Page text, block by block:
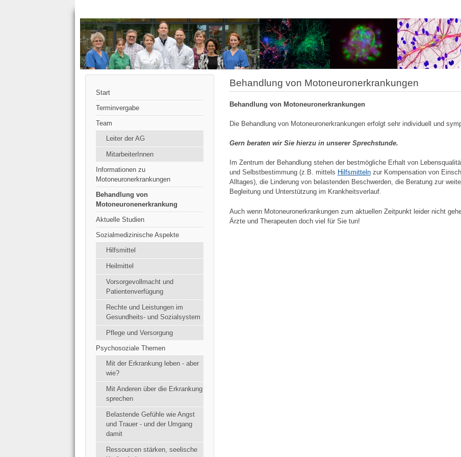
Start
Terminvergabe
Team
Leiter der AG
MitarbeiterInnen
Informationen zu
Motoneuronerkrankungen
Behandlung von
Motoneuronenerkrankung
Aktuelle Studien
Sozialmedizinische Aspekte
Hilfsmittel
Heilmittel
Vorsorgevollmacht und
Patientenverfügung
Rechte und Leistungen im
Gesundheits- und Sozialsystem
Pflege und Versorgung
Psychosoziale Themen
Mit der Erkrankung leben - aber
wie?
Mit Anderen über die Erkrankung
sprechen
Belastende Gefühle wie Angst
und Trauer - und der Umgang
damit
Ressourcen stärken, seelische
Behandlung von Motoneuronerkrankungen
Behandlung von Motoneuronerkrankungen
Die Behandlung von Motoneuronerkrankungen erfolgt sehr individuell und
Gern beraten wir Sie hierzu in unserer Sprechstunde.
Im Zentrum der Behandlung stehen der bestmögliche Erhalt von
und Selbstbestimmung (z.B. mittels Hilfsmittelnzur Kompensation von
Alltages), die Linderung von belastenden Beschwerden, die Beratung zur
Begleitung und Unterstützung im Krankheitsverlauf.
Auch wenn Motoneuronerkrankungen zum aktuellen Zeitpunkt leider nicht
Ärzte und Therapeuten doch viel für Sie tun!